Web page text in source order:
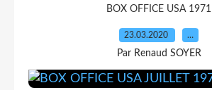
BOX OFFICE USA 1971
23.03.2020 …
Par Renaud SOYER